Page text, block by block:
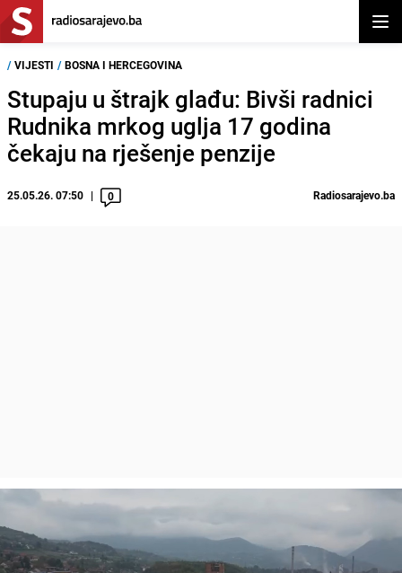
/ VIJESTI / BOSNA I HERCEGOVINA
Stupaju u štrajk glađu: Bivši radnici
Rudnika mrkog uglja 17 godina
čekaju na rješenje penzije
25.05.26. 07:50 0 Radiosarajevo.ba